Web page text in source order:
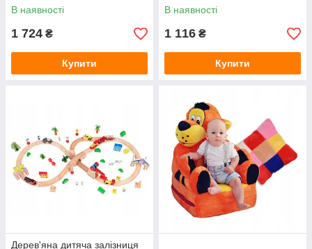
В наявності
1 724 ₴
Купити
В наявності
1 116 ₴
Купити
Дерев'яна дитяча залізниця